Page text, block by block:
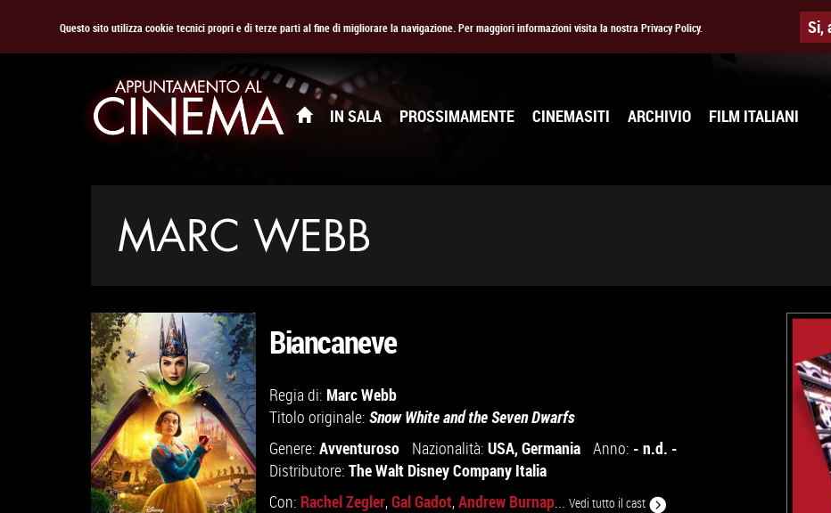
Questo sito utilizza cookie tecnici propri e di terze parti al fine di migliorare la navigazione. Per maggiori informazioni visita la nostra Privacy Policy. Si,
IN SALA PROSSIMAMENTE CINEMASITI ARCHIVIO FILM ITALIANI
MARC WEBB
Biancaneve
Regia di: Marc Webb
Titolo originale: Snow White and the Seven Dwarfs
Genere: Avventuroso Nazionalità: USA,Germania Anno: - n.d. -
Distributore: The Walt Disney Company Italia
Con: Rachel Zegler,Gal Gadot,Andrew Burnap... Vedi tutto il cast